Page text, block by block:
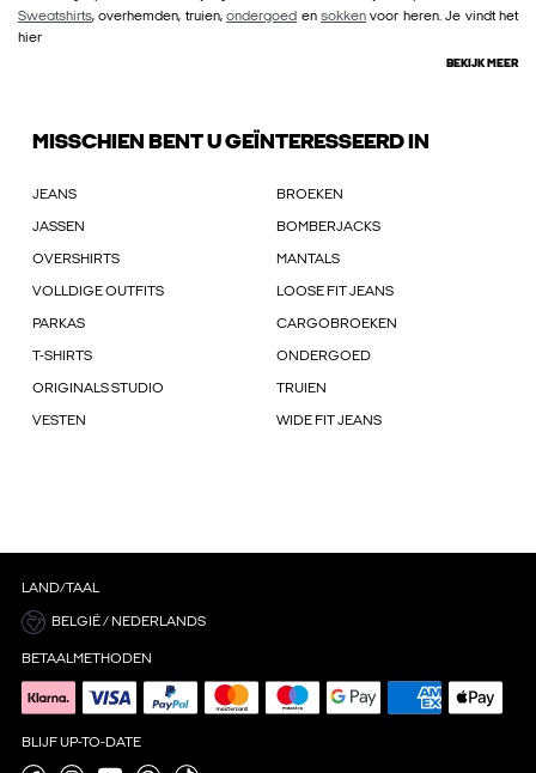
Sweatshirts, overhemden, truien,ondergoed ensokken voor heren. Je vindt het
hier
BEKIJK MEER
MISSCHIEN BENT U GEÏNTERESSEERD IN
JEANS BROEKEN
JASSEN BOMBERJACKS
OVERSHIRTS MANTALS
VOLLDIGE OUTFITS LOOSE FIT JEANS
PARKAS CARGOBROEKEN
T-SHIRTS ONDERGOED
ORIGINALS STUDIO TRUIEN
VESTEN WIDE FIT JEANS
LAND/TAAL
BELGIË / NEDERLANDS
BETAALMETHODEN
BLIJF UP-TO-DATE